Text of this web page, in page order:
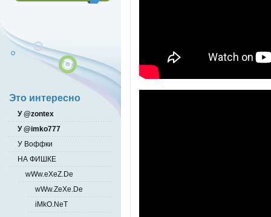
Это интересно
У @zontex
У @imko777
У Воффки
НА ФИШКЕ
wWw.eXeZ.De
wWw.ZeXe.De
iMkO.NeT